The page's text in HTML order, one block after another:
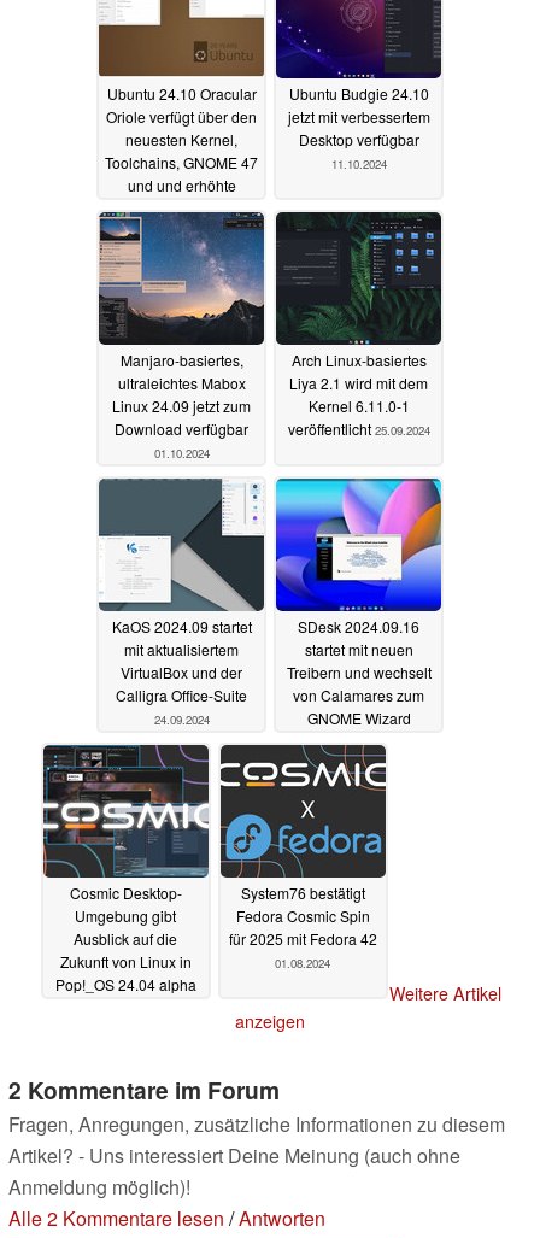
Ubuntu 24.10 Oracular
Oriole verfügt über den
neuesten Kernel,
Toolchains, GNOME 47
und und erhöhte
Sicherheit12.10.2024
Ubuntu Budgie 24.10
jetzt mit verbessertem
Desktop verfügbar
11.10.2024
Manjaro-basiertes,
ultraleichtes Mabox
Linux 24.09 jetzt zum
Download verfügbar
01.10.2024
Arch Linux-basiertes
Liya 2.1 wird mit dem
Kernel 6.11.0-1
veröffentlicht 25.09.2024
KaOS 2024.09 startet
mit aktualisiertem
VirtualBox und der
Calligra Office-Suite
24.09.2024
SDesk 2024.09.16
startet mit neuen
Treibern und wechselt
von Calamares zum
GNOME Wizard
17.09.2024
Cosmic Desktop-
Umgebung gibt
Ausblick auf die
Zukunft von Linux in
Pop!_OS 24.04 alpha
System76 bestätigt
Fedora Cosmic Spin
für 2025 mit Fedora 42
01.08.2024
Weitere Artikel
anzeigen
2 Kommentare im Forum
Fragen, Anregungen, zusätzliche Informationen zu diesem
Artikel? - Uns interessiert Deine Meinung (auch ohne
Anmeldung möglich)!
Alle 2 Kommentare lesen /Antworten